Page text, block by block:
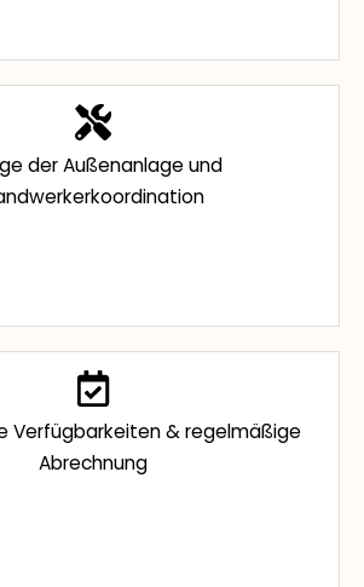
der Außenanlage und
Verfügbarkeiten & regelmäßige
Abrechnung